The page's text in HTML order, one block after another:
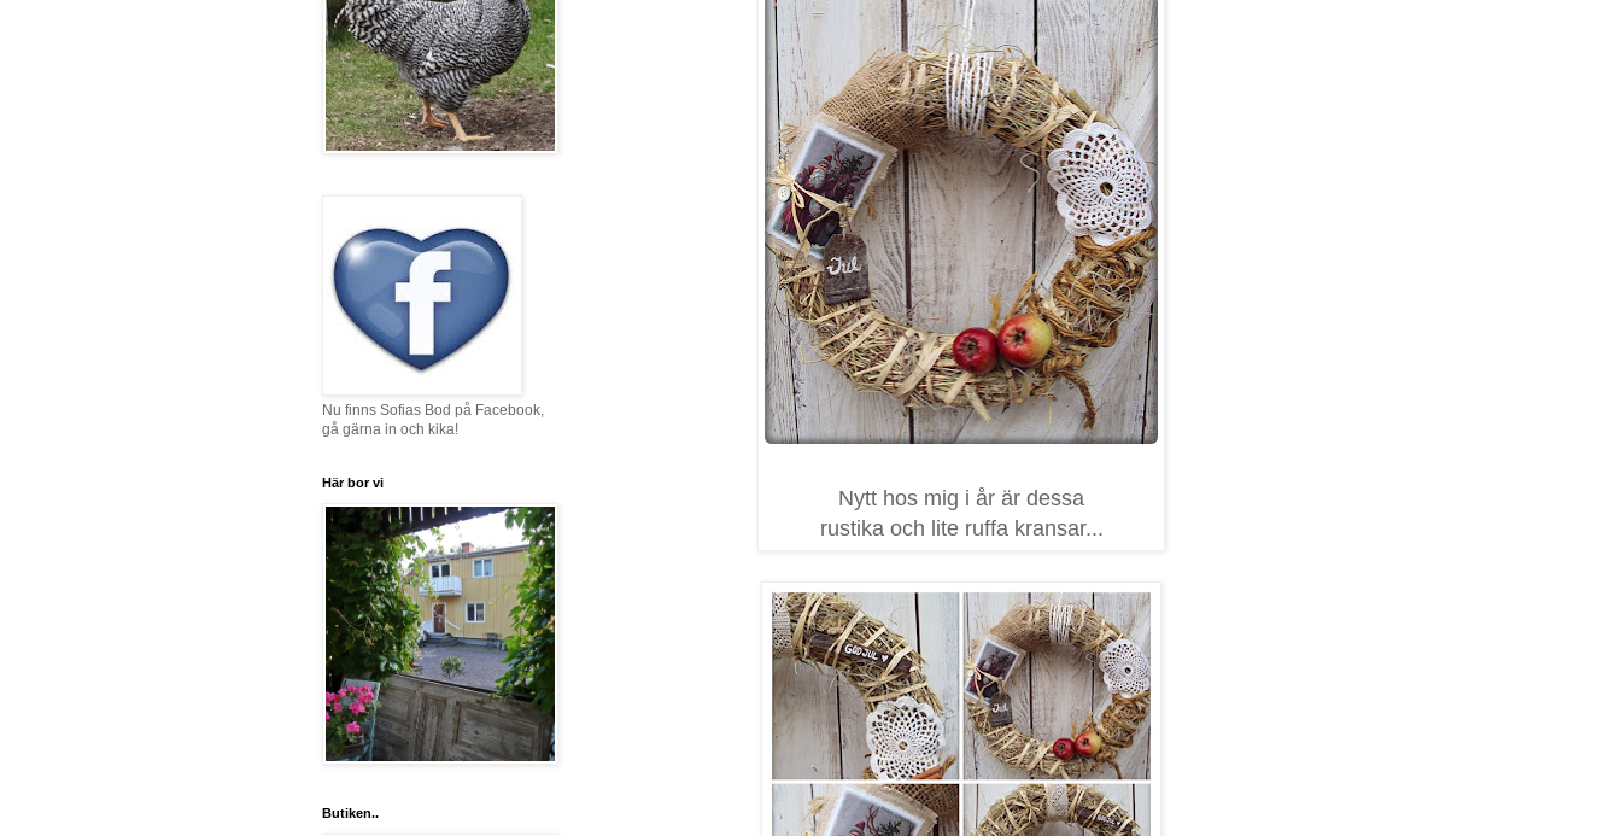
Nytt hos mig i år är dessa
rustika och lite ruffa kransar...
Nu finns Sofias Bod på Facebook,
gå gärna in och kika!
Här bor vi
Butiken..